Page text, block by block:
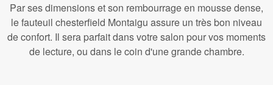
Par ses dimensions et son rembourrage en mousse dense,
le fauteuil chesterfield Montaigu assure un très bon niveau
de confort. Il sera parfait dans votre salon pour vos moments
de lecture, ou dans le coin d'une grande chambre.